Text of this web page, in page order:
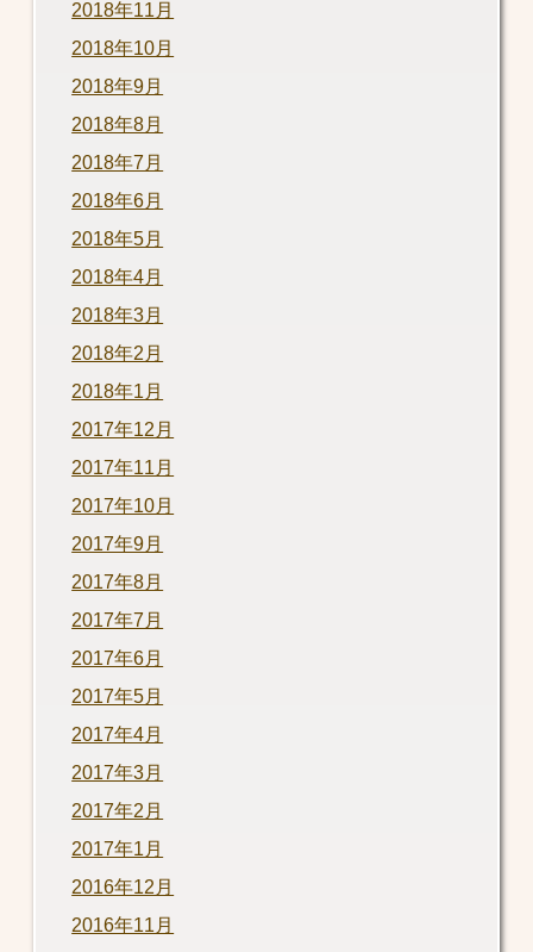
2018年11月
2018年10月
2018年9月
2018年8月
2018年7月
2018年6月
2018年5月
2018年4月
2018年3月
2018年2月
2018年1月
2017年12月
2017年11月
2017年10月
2017年9月
2017年8月
2017年7月
2017年6月
2017年5月
2017年4月
2017年3月
2017年2月
2017年1月
2016年12月
2016年11月